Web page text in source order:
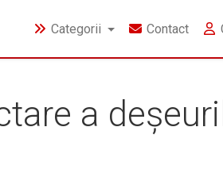
Categorii Contact
a